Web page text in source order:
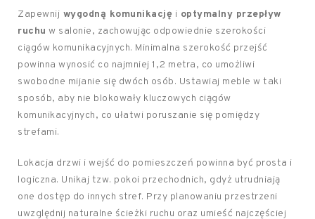
Zapewnij wygodną komunikację i optymalny przepływ
ruchu w salonie, zachowując odpowiednie szerokości
ciągów komunikacyjnych. Minimalna szerokość przejść
powinna wynosić co najmniej 1,2 metra, co umożliwi
swobodne mijanie się dwóch osób. Ustawiaj meble w taki
sposób, aby nie blokowały kluczowych ciągów
komunikacyjnych, co ułatwi poruszanie się pomiędzy
strefami.
Lokacja drzwi i wejść do pomieszczeń powinna być prosta i
logiczna. Unikaj tzw. pokoi przechodnich, gdyż utrudniają
one dostęp do innych stref. Przy planowaniu przestrzeni
uwzględnij naturalne ścieżki ruchu oraz umieść najczęściej